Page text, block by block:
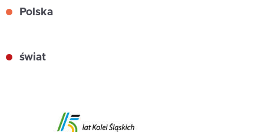
Polska
świat